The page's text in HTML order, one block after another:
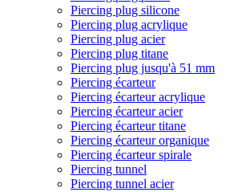
Piercing plug silicone
Piercing plug acrylique
Piercing plug acier
Piercing plug titane
Piercing plug jusqu'à 51 mm
Piercing écarteur
Piercing écarteur acrylique
Piercing écarteur acier
Piercing écarteur titane
Piercing écarteur organique
Piercing écarteur spirale
Piercing tunnel
Piercing tunnel acier